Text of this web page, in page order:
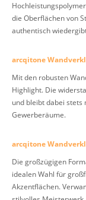
die Oberflächen von
authentisch
arcqitone
Mit den robusten
Highlight. Die
und bleibt dabei stets
Gewerberäume.
arcqitone
Die großzügigen
idealen Wahl für
Akzentflächen.